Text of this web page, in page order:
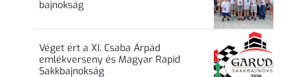
bajnokság
Véget ért a XI. Csaba Árpád
emlékverseny és Magyar Rapid
Sakkbajnokság